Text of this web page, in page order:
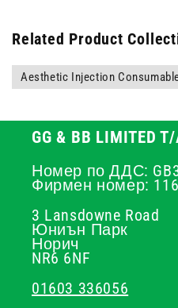
Related Product
Aesthetic Injection
GG & BB LIMITED
Номер по ДДС:
Фирмен номер:
3 Lansdowne Road
Юниън Парк
Норич
NR6 6NF
01603 336056